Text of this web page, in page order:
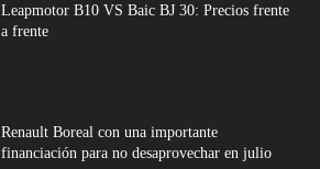
Leapmotor B10 VS Baic BJ 30: Precios frente
a frente
Renault Boreal con una importante
financiación para no desaprovechar en julio